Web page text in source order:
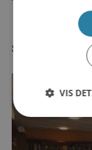
Se andre
VIS